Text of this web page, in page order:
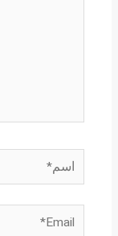
اسم*
Email*